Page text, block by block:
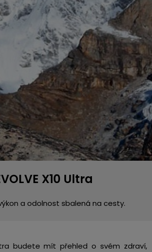
X10 Ultra
a odolnost sbalená na cesty.
budete mít přehled o svém zdraví,